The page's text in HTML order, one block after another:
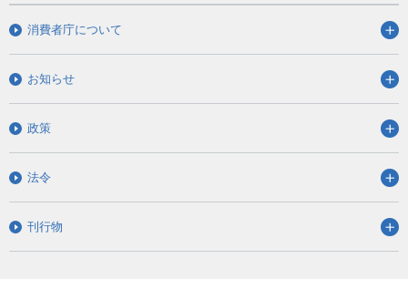
消費者庁について
お知らせ
政策
法令
刊行物